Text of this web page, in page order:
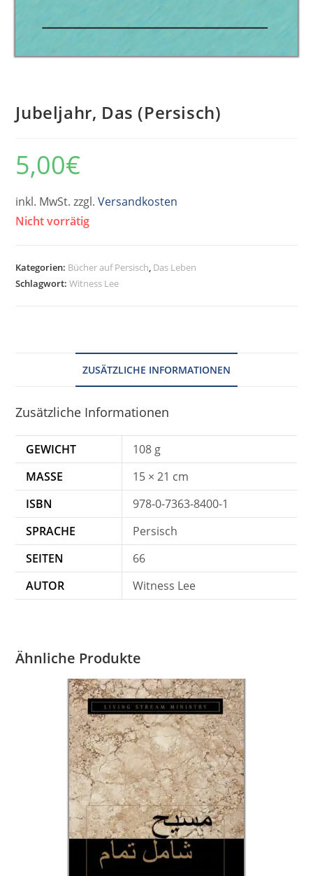
Jubeljahr, Das (Persisch)
5,00€
inkl. MwSt. zzgl.Versandkosten
Nicht vorrätig
Kategorien: Bücher auf Persisch Das Leben
Schlagwort:Witness Lee
ZUSÄTZLICHE INFORMATIONEN
Zusätzliche Informationen
GEWICHT
108 g
MASSE
15 × 21 cm
ISBN
978-0-7363-8400-1
SPRACHE
Persisch
SEITEN
66
AUTOR
Witness Lee
Ähnliche Produkte